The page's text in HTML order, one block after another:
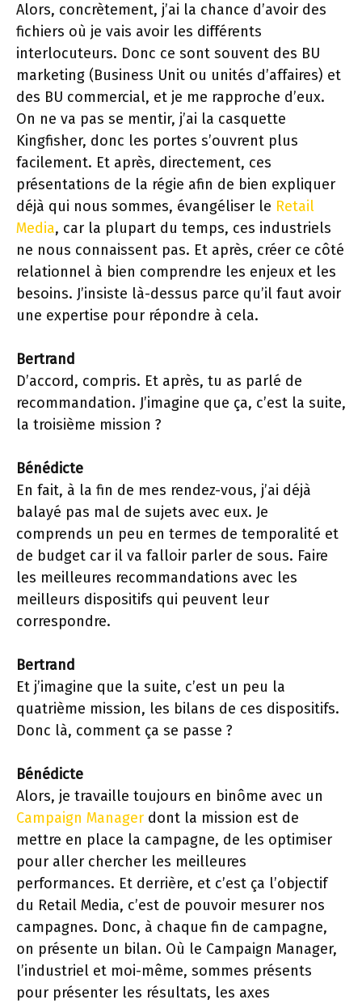
Alors, concrètement, j’ai la chance d’avoir des
fichiers où je vais avoir les différents
interlocuteurs. Donc ce sont souvent des BU
marketing (Business Unit ou unités d’affaires) et
des BU commercial, et je me rapproche d’eux.
On ne va pas se mentir, j’ai la casquette
Kingfisher, donc les portes s’ouvrent plus
facilement. Et après, directement, ces
présentations de la régie afin de bien expliquer
déjà qui nous sommes, évangéliser le Retail
Media, car la plupart du temps, ces industriels
ne nous connaissent pas. Et après, créer ce côté
relationnel à bien comprendre les enjeux et les
besoins. J’insiste là-dessus parce qu’il faut avoir
une expertise pour répondre à cela.
Bertrand
D’accord, compris. Et après, tu as parlé de
recommandation. J’imagine que ça, c’est la suite,
la troisième mission ?
Bénédicte
En fait, à la fin de mes rendez-vous, j’ai déjà
balayé pas mal de sujets avec eux. Je
comprends un peu en termes de temporalité et
de budget car il va falloir parler de sous. Faire
les meilleures recommandations avec les
meilleurs dispositifs qui peuvent leur
correspondre.
Bertrand
Et j’imagine que la suite, c’est un peu la
quatrième mission, les bilans de ces dispositifs.
Donc là, comment ça se passe ?
Bénédicte
Alors, je travaille toujours en binôme avec un
Campaign Manager dont la mission est de
mettre en place la campagne, de les optimiser
pour aller chercher les meilleures
performances. Et derrière, et c’est ça l’objectif
du Retail Media, c’est de pouvoir mesurer nos
campagnes. Donc, à chaque fin de campagne,
on présente un bilan. Où le Campaign Manager,
l’industriel et moi-même, sommes présents
pour présenter les résultats, les axes